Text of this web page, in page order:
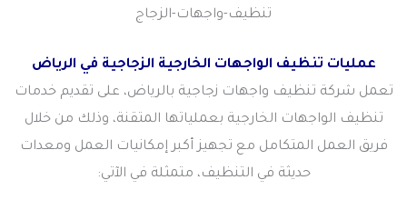
تنظيف-واجهات-الزجاج
عمليات تنظيف الواجهات الخارجية الزجاجية في الرياض
تعمل شركة تنظيف واجهات زجاجية بالرياض، على تقديم خدمات
تنظيف الواجهات الخارجية بعملياتها المتقنة، وذلك من خلال
فريق العمل المتكامل مع تجهيز أكبر إمكانيات العمل ومعدات
حديثة في التنظيف، متمثلة في الآتي: